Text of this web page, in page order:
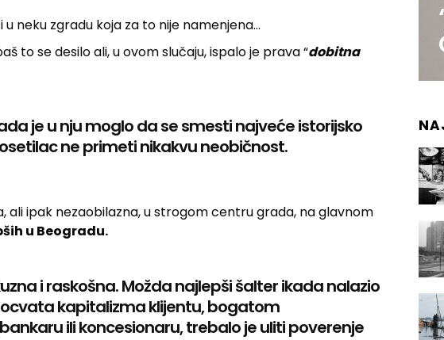
u neku zgradu koja za to nije namenjena…
to se desilo ali, u ovom slučaju, ispalo je prava “dobitna
je u nju moglo da se smesti najveće istorijsko
ne primeti nikakvu neobičnost.
ali ipak nezaobilazna, u strogom centru grada, na glavnom
u Beogradu.
i raskošna. Možda najlepši šalter ikada nalazio
kapitalizma klijentu, bogatom
ili koncesionaru, trebalo je uliti poverenje